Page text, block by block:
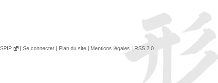
SPIP Se connecter Plan du site Mentions légales |RSS 2.0